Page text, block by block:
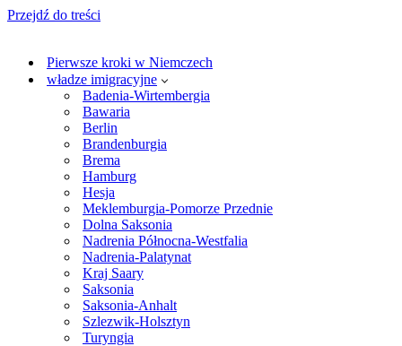
Przejdź do treści
Pierwsze kroki w Niemczech
władze imigracyjne
Badenia-Wirtembergia
Bawaria
Berlin
Brandenburgia
Brema
Hamburg
Hesja
Meklemburgia-Pomorze Przednie
Dolna Saksonia
Nadrenia Północna-Westfalia
Nadrenia-Palatynat
Kraj Saary
Saksonia
Saksonia-Anhalt
Szlezwik-Holsztyn
Turyngia